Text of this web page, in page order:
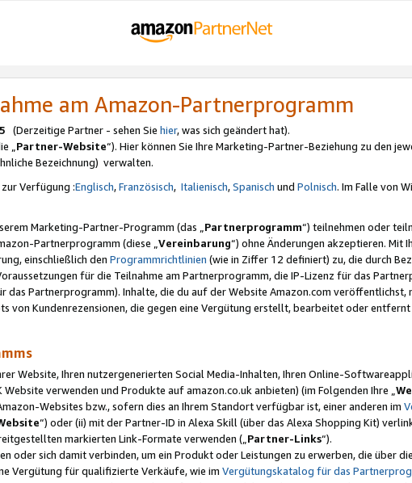
am Amazon-Partnerprogramm
(Derzeitige Partner - sehen Sie hier, was sich geändert hat).
„Partner-Website“). Hier können Sie Ihre Marketing-Partner-Beziehung zu den
Bezeichnung) verwalten.
Verfügung :Englisch,Französisch, Italienisch,Spanisch und Polnisch. Im Falle von
Marketing-Partner-Programm (das „Partnerprogramm“) teilnehmen oder
Partnerprogramm (diese „Vereinbarung“) ohne Änderungen akzeptieren. Mit
einschließlich den Programmrichtlinien (wie in Ziffer 12 definiert) zu, die durch
für die Teilnahme am Partnerprogramm, die IP-Lizenz für das
Partnerprogramm). Inhalte, die du auf der Website Amazon.com veröffentlichst,
von Kundenrezensionen, die gegen eine Vergütung erstellt, bearbeitet oder
Website, Ihren nutzergenerierten Social Media-Inhalten, Ihren Online-
verwenden und Produkte auf amazon.co.uk anbieten) (im Folgenden Ihre „
Websites bzw., sofern dies an Ihrem Standort verfügbar ist, einer anderen im
“) oder (ii) mit der Partner-ID in Alexa Skill (über das Alexa Shopping Kit)
markierten Link-Formate verwenden („ Partner-Links“).
oder sich damit verbinden, um ein Produkt oder Leistungen zu erwerben, die über
Vergütung für qualifizierte Verkäufe, wie im Vergütungskatalog für das